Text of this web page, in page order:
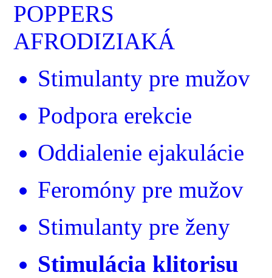
POPPERS
AFRODIZIAKÁ
Stimulanty pre mužov
Podpora erekcie
Oddialenie ejakulácie
Feromóny pre mužov
Stimulanty pre ženy
Stimulácia klitorisu